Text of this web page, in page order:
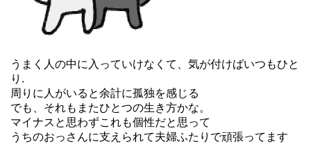
うまく人の中に入っていけなくて、気が付けばいつもひと
り.
周りに人がいると余計に孤独を感じる
でも、それもまたひとつの生き方かな。
マイナスと思わずこれも個性だと思って
うちのおっさんに支えられて夫婦ふたりで頑張ってます